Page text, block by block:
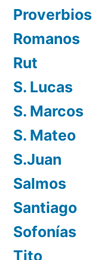
Proverbios
Romanos
Rut
S. Lucas
S. Marcos
S. Mateo
S.Juan
Salmos
Santiago
Sofonías
Tito